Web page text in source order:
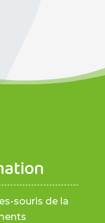
souris de la